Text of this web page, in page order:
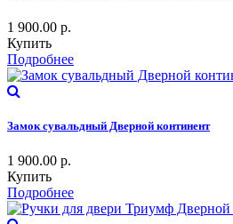
1 900.00 р.
Купить
Подробнее
Замок сувальдный Дверной континент
1 900.00 р.
Купить
Подробнее